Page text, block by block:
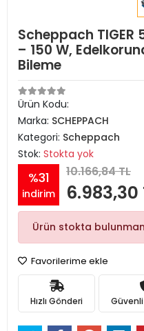
Scheppach TIGER
– 150 W,
Bileme
Ürün Kodu:
Marka: SCHEPPACH
Kategori: Scheppach
Stok: Stokta yok
%31
indirim
10.166,84 TL
6.983,30
Ürün stokta
Favorilerime ekle
Hızlı Gönderi Güvenli